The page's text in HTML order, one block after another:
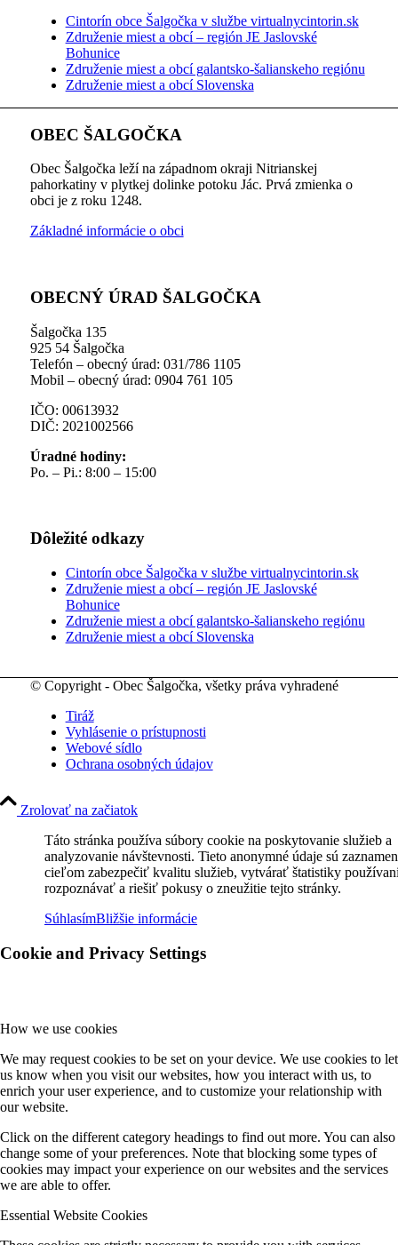
Cintorín obce Šalgočka v službe virtualnycintorin.sk
Združenie miest a obcí – región JE Jaslovské
Bohunice
Združenie miest a obcí galantsko-šalianskeho regiónu
Združenie miest a obcí Slovenska
OBEC ŠALGOČKA
Obec Šalgočka leží na západnom okraji Nitrianskej
pahorkatiny v plytkej dolinke potoku Jác. Prvá zmienka o
obci je z roku 1248.
Základné informácie o obci
OBECNÝ ÚRAD ŠALGOČKA
Šalgočka 135
925 54 Šalgočka
Telefón – obecný úrad: 031/786 1105
Mobil – obecný úrad: 0904 761 105
IČO: 00613932
DIČ: 2021002566
Úradné hodiny:
Po. – Pi.: 8:00 – 15:00
Dôležité odkazy
Cintorín obce Šalgočka v službe virtualnycintorin.sk
Združenie miest a obcí – región JE Jaslovské
Bohunice
Združenie miest a obcí galantsko-šalianskeho regiónu
Združenie miest a obcí Slovenska
© Copyright - Obec Šalgočka, všetky práva vyhradené
Tiráž
Vyhlásenie o prístupnosti
Webové sídlo
Ochrana osobných údajov
Zrolovať na začiatok
Táto stránka používa súbory cookie na poskytovanie služieb a
analyzovanie návštevnosti. Tieto anonymné údaje sú
cieľom zabezpečiť kvalitu služieb, vytvárať štatistiky
rozpoznávať a riešiť pokusy o zneužitie tejto stránky.
SúhlasímBližšie informácie
Cookie and Privacy Settings
How we use cookies
We may request cookies to be set on your device. We use cookies to let
us know when you visit our websites, how you interact with us, to
enrich your user experience, and to customize your relationship with
our website.
Click on the different category headings to find out more. You can also
change some of your preferences. Note that blocking some types of
cookies may impact your experience on our websites and the services
we are able to offer.
Essential Website Cookies